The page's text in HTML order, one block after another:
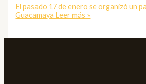
El pasado 17 de enero se organizó un
Guacamaya Leer más »